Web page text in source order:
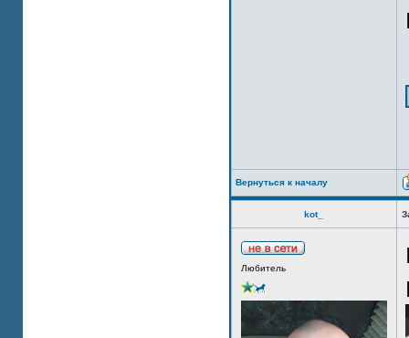
Вернуться к началу
kot_
Любитель